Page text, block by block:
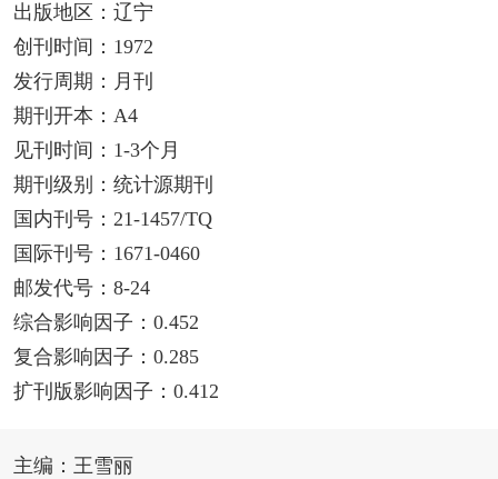
出版地区：辽宁
创刊时间：1972
发行周期：月刊
期刊开本：A4
见刊时间：1-3个月
期刊级别：统计源期刊
国内刊号：21-1457/TQ
国际刊号：1671-0460
邮发代号：8-24
综合影响因子：0.452
复合影响因子：0.285
扩刊版影响因子：0.412
主编：王雪丽